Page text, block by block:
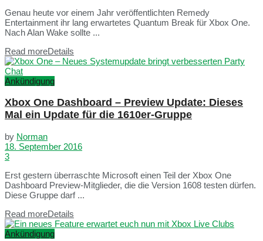
Genau heute vor einem Jahr veröffentlichten Remedy
Entertainment ihr lang erwartetes Quantum Break für Xbox One.
Nach Alan Wake sollte ...
Read moreDetails
Ankündigung
Xbox One Dashboard – Preview Update: Dieses
Mal ein Update für die 1610er-Gruppe
by Norman
18. September 2016
3
Erst gestern überraschte Microsoft einen Teil der Xbox One
Dashboard Preview-Mitglieder, die die Version 1608 testen dürfen.
Diese Gruppe darf ...
Read moreDetails
Ankündigung